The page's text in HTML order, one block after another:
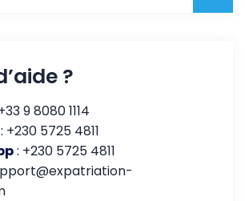
?
9 8080 1114
: +230 5725 4811
: +230 5725 4811